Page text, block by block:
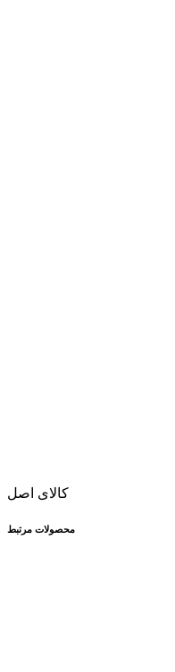
کالای اصل
محصولات مرتبط